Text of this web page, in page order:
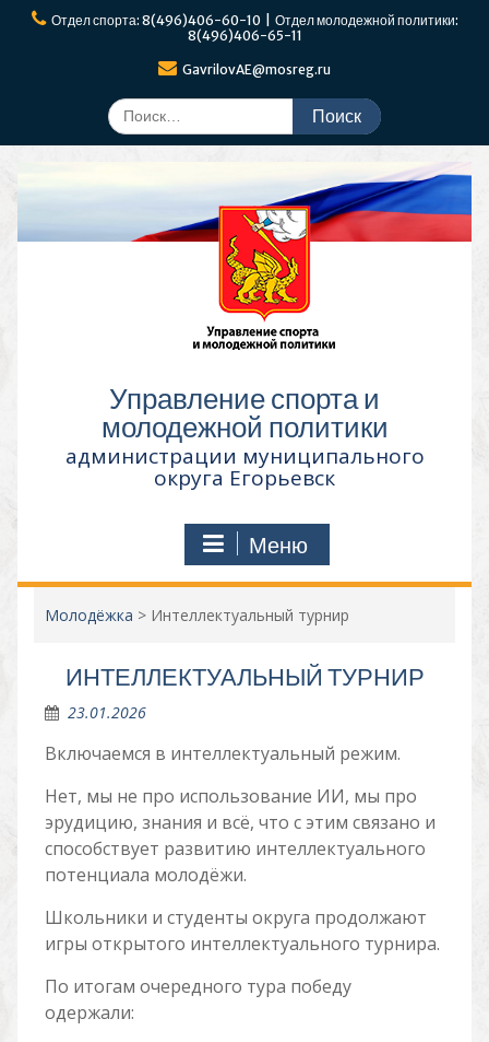
ПерейтиОтдел спорта: 8(496)406-60-10 | Отдел молодежной политики:
8(496)406-65-11
GavrilovAE@mosreg.ru
Поиск
по:
Управление спорта и
молодежной политики
администрации муниципального
округа Егорьевск
Меню
Молодёжка > Интеллектуальный турнир
ИНТЕЛЛЕКТУАЛЬНЫЙ ТУРНИР
23.01.2026
Включаемся в интеллектуальный режим.
Нет, мы не про использование ИИ, мы про
эрудицию, знания и всё, что с этим связано и
способствует развитию интеллектуального
потенциала молодёжи.
Школьники и студенты округа продолжают
игры открытого интеллектуального турнира.
По итогам очередного тура победу
одержали: